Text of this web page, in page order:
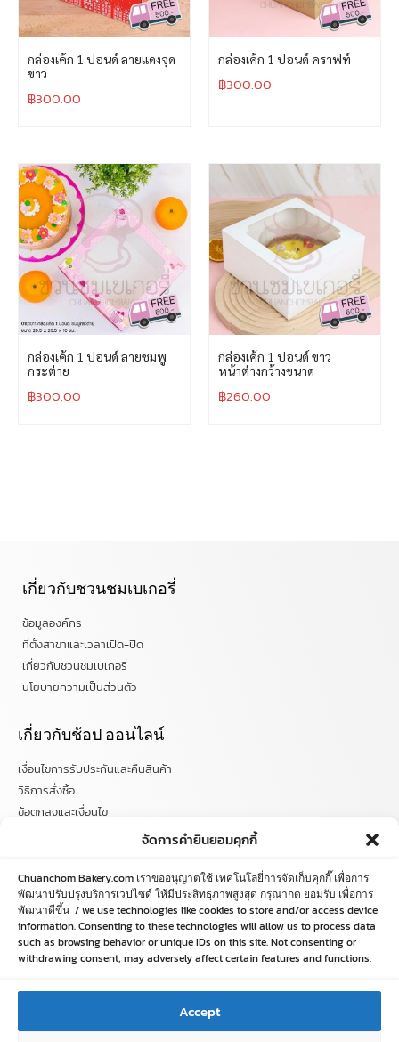
จัดการคำยินยอมคุกกี้
Chuanchom Bakery.com เราขออนุญาตใช้ เทคโนโลยี่การจัดเก็บคุกกี๊ เพื่อการ
พัฒนาปรับปรุงบริการเวปไซด์ ให้มีประสิทธฺภาพสูงสุด กรุณากด ยอมรับ เพื่อการ
พัฒนาดีขึ้น / we use technologies like cookies to store and/or access device
information. Consenting to these technologies will allow us to process data
such as browsing behavior or unique IDs on this site. Not consenting or
withdrawing consent, may adversely affect certain features and functions.
Accept
กล่องเค้ก 1 ปอนด์ ลายแดงจุด
ขาว
฿300.00
กล่องเค้ก 1 ปอนด์ คราฟท์
฿300.00
กล่องเค้ก 1 ปอนด์ ลายชมพู
กระต่าย
฿300.00
กล่องเค้ก 1 ปอนด์ ขาว
หน้าต่างกว้างขนาด
฿260.00
เกี่ยวกับชวนชมเบเกอรี่
ข้อมูลองค์กร
ที่ตั้งสาขาและเวลาเปิด-ปิด
เกี่ยวกับชวนชมเบเกอรี่
นโยบายความเป็นส่วนตัว
เกี่ยวกับช้อป ออนไลน์
เงื่อนไขการรับประกันและคืนสินค้า
วิธีการสั่งซื้อ
ข้อตกลงและเงื่อนไข
ติดตามข่าวสารได้ที่
chuanchombakery
chuanchombakery
www.chuanchombakery.com
โทร. 065-526-2325, 02 519 8212